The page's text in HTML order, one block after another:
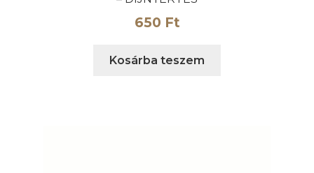
650 Ft
Kosárba teszem